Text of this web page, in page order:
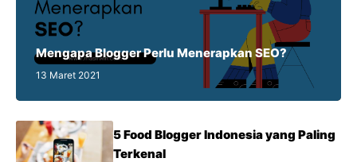
Mengapa Blogger Perlu Menerapkan SEO?
13 Maret 2021
5 Food Blogger Indonesia yang Paling
Terkenal